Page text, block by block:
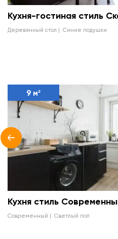
Кухня-гостиная стиль
деревянный стол синие подушки
9 м²
Кухня стиль
современный светлый пол